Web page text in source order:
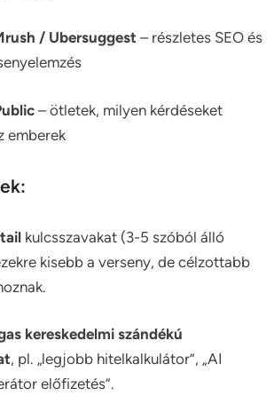
/ Ubersuggest – részletes SEO és
– ötletek, milyen kérdéseket
emberek
kulcsszavakat (3-5 szóból álló
kisebb a verseny, de célzottabb
kereskedelmi szándékú
, pl. „legjobb hitelkalkulátor”, „AI
előfizetés”.